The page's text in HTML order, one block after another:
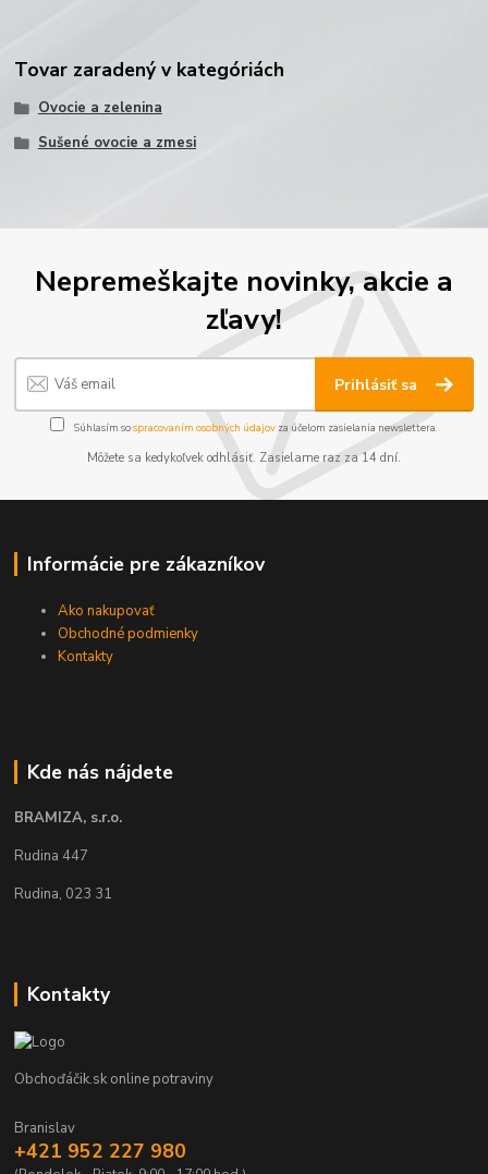
Tovar zaradený v kategóriách
Ovocie a zelenina
Sušené ovocie a zmesi
Nepremeškajte novinky, akcie a
zľavy!
Prihlásiť sa
Súhlasím sospracovaním osobných údajov za účelom zasielania newslettera.
Môžete sa kedykoľvek odhlásiť. Zasielame raz za 14 dní.
Informácie pre zákazníkov
Ako nakupovať
Obchodné podmienky
Kontakty
Kde nás nájdete
BRAMIZA, s.r.o.
Rudina 447
Rudina, 023 31
Kontakty
Obchoďáčik.sk online potraviny
Branislav
+421 952 227 980